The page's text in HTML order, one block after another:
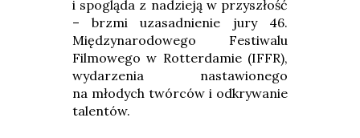
i spogląda z nadzieją w przyszłość
– brzmi uzasadnienie jury 46.
Międzynarodowego Festiwalu
Filmowego w Rotterdamie (IFFR),
wydarzenia nastawionego
na młodych twórców i odkrywanie
talentów.